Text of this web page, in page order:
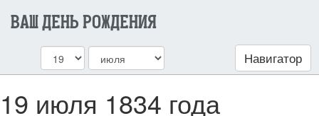
ВАШ ДЕНЬ РОЖДЕНИЯ
Навигатор
19 июля 1834 года